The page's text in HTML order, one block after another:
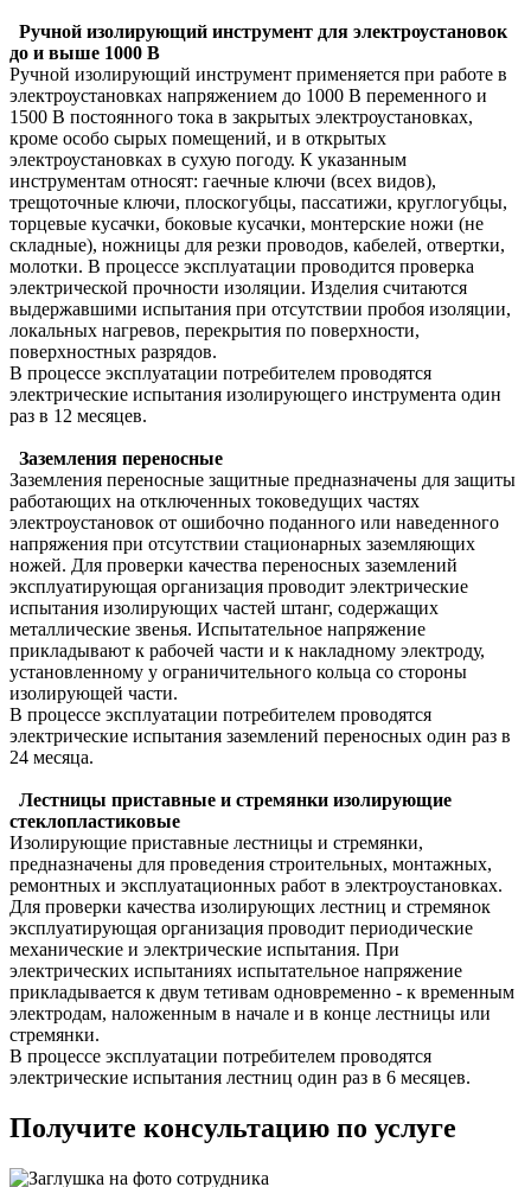
Ручной изолирующий инструмент для электроустановок
до и выше 1000 В
Ручной изолирующий инструмент применяется при работе в
электроустановках напряжением до 1000 В переменного и
1500 В постоянного тока в закрытых электроустановках,
кроме особо сырых помещений, и в открытых
электроустановках в сухую погоду. К указанным
инструментам относят: гаечные ключи (всех видов),
трещоточные ключи, плоскогубцы, пассатижи, круглогубцы,
торцевые кусачки, боковые кусачки, монтерские ножи (не
складные), ножницы для резки проводов, кабелей, отвертки,
молотки. В процессе эксплуатации проводится проверка
электрической прочности изоляции. Изделия считаются
выдержавшими испытания при отсутствии пробоя изоляции,
локальных нагревов, перекрытия по поверхности,
поверхностных разрядов.
В процессе эксплуатации потребителем проводятся
электрические испытания изолирующего инструмента один
раз в 12 месяцев.
Заземления переносные
Заземления переносные защитные предназначены для защиты
работающих на отключенных токоведущих частях
электроустановок от ошибочно поданного или наведенного
напряжения при отсутствии стационарных заземляющих
ножей. Для проверки качества переносных заземлений
эксплуатирующая организация проводит электрические
испытания изолирующих частей штанг, содержащих
металлические звенья. Испытательное напряжение
прикладывают к рабочей части и к накладному электроду,
установленному у ограничительного кольца со стороны
изолирующей части.
В процессе эксплуатации потребителем проводятся
электрические испытания заземлений переносных один раз в
24 месяца.
Лестницы приставные и стремянки изолирующие
стеклопластиковые
Изолирующие приставные лестницы и стремянки,
предназначены для проведения строительных, монтажных,
ремонтных и эксплуатационных работ в электроустановках.
Для проверки качества изолирующих лестниц и стремянок
эксплуатирующая организация проводит периодические
механические и электрические испытания. При
электрических испытаниях испытательное напряжение
прикладывается к двум тетивам одновременно - к временным
электродам, наложенным в начале и в конце лестницы или
стремянки.
В процессе эксплуатации потребителем проводятся
электрические испытания лестниц один раз в 6 месяцев.
Получите консультацию по услуге